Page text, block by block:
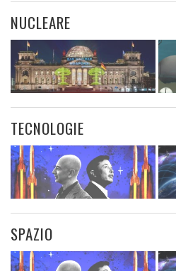
NUCLEARE
TECNOLOGIE
SPAZIO